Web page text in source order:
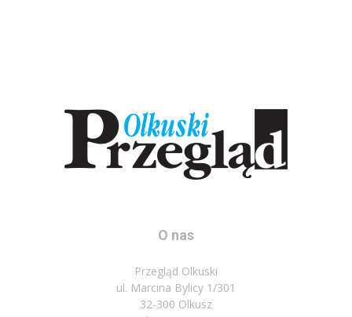
O nas
Przegląd Olkuski
ul. Marcina Bylicy 1/301
32-300 Olkusz